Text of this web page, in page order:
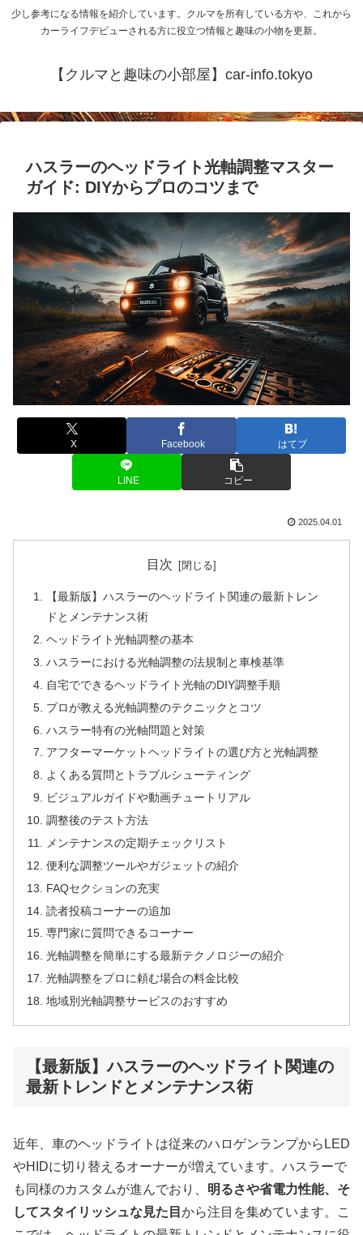
少し参考になる情報を紹介しています。クルマを所有している方や、これから
カーライフデビューされる方に役立つ情報と趣味の小物を更新。
【クルマと趣味の小部屋】car-info.tokyo
ハスラーのヘッドライト光軸調整マスター
ガイド: DIYからプロのコツまで
X Facebook はてブ
LINE コピー
2025.04.01
目次
【最新版】ハスラーのヘッドライト関連の最新トレン
ドとメンテナンス術
ヘッドライト光軸調整の基本
ハスラーにおける光軸調整の法規制と車検基準
自宅でできるヘッドライト光軸のDIY調整手順
プロが教える光軸調整のテクニックとコツ
ハスラー特有の光軸問題と対策
アフターマーケットヘッドライトの選び方と光軸調整
よくある質問とトラブルシューティング
ビジュアルガイドや動画チュートリアル
調整後のテスト方法
メンテナンスの定期チェックリスト
便利な調整ツールやガジェットの紹介
FAQセクションの充実
読者投稿コーナーの追加
専門家に質問できるコーナー
光軸調整を簡単にする最新テクノロジーの紹介
光軸調整をプロに頼む場合の料金比較
地域別光軸調整サービスのおすすめ
【最新版】ハスラーのヘッドライト関連の
最新トレンドとメンテナンス術
近年、車のヘッドライトは従来のハロゲンランプからLED
やHIDに切り替えるオーナーが増えています。ハスラーで
も同様のカスタムが進んでおり、 明るさや省電力性能、そ
してスタイリッシュな見た目 から注目を集めています。こ